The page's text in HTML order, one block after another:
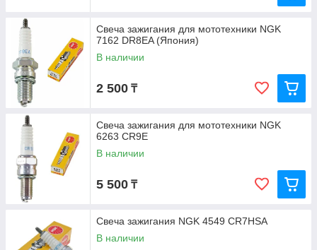
Свеча зажигания для мототехники NGK
7162 DR8EA (Япония)
В наличии
2 500 ₸
Свеча зажигания для мототехники NGK
6263 CR9E
В наличии
5 500 ₸
Свеча зажигания NGK 4549 CR7HSA
В наличии